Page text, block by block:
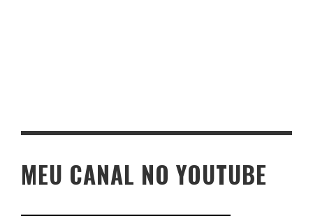
MEU CANAL NO YOUTUBE